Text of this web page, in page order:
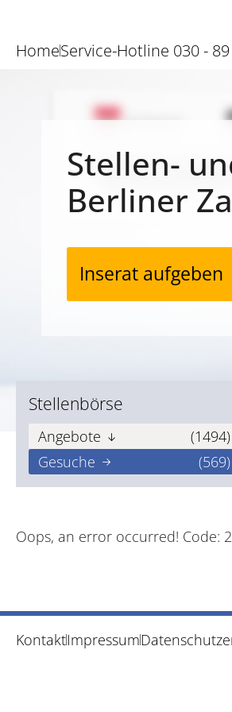
HomeService-Hotline 030 -
Stellen-
Berliner
Inserat aufgeben
Stellenbörse
Angebote
(1494)
Gesuche
(569)
Oops, an error occurred! Code:
KontaktImpressum